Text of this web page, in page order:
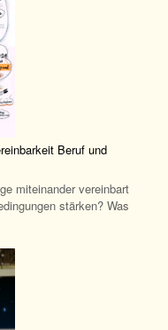
Beruf und
miteinander vereinbart
stärken? Was